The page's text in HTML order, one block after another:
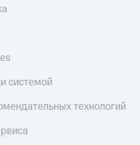
системой
технологий